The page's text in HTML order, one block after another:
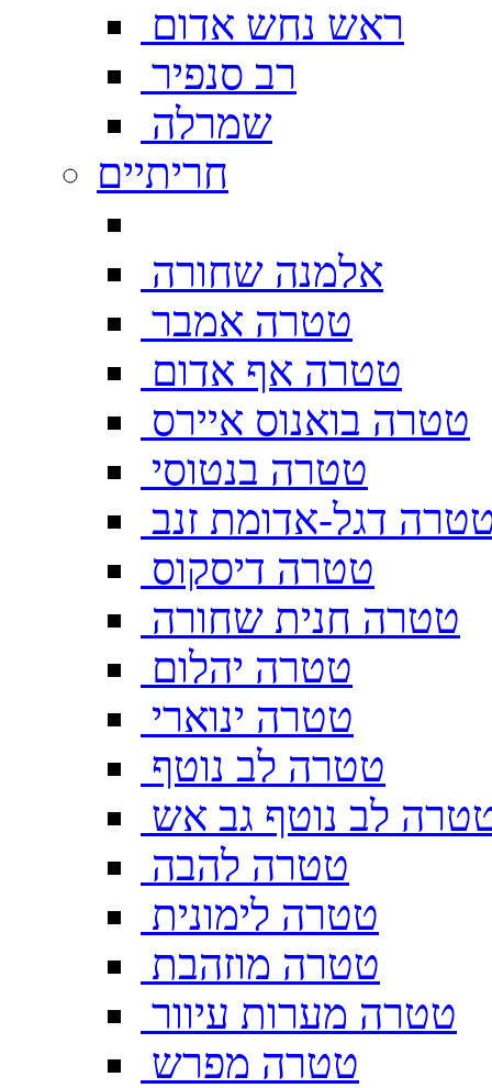
ראש נחש אדום
רב סנפיר
שמרלה
חריתיים
אלמנה שחורה
טטרה אמבר
טטרה אף אדום
טטרה בואנוס איירס
טטרה בנטוסי
דגל-אדומת זנב
טטרה דיסקוס
טטרה חנית שחורה
טטרה יהלום
טטרה ינוארי
טטרה לב נוטף
לב נוטף גב אש
טטרה להבה
טטרה לימונית
טטרה מוזהבת
טטרה מערות עיוור
טטרה מפרש